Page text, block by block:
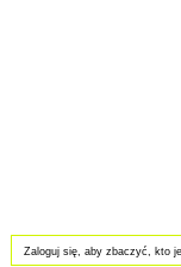
Zaloguj się, aby zbaczyć, kto